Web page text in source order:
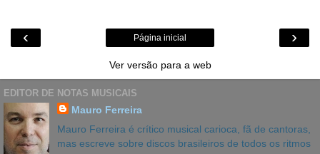
‹ ›
Página inicial
Ver versão para a web
EDITOR DE NOTAS MUSICAIS
Mauro Ferreira
Mauro Ferreira é crítico musical carioca, fã de cantoras,
mas escreve sobre discos brasileiros de todos os ritmos